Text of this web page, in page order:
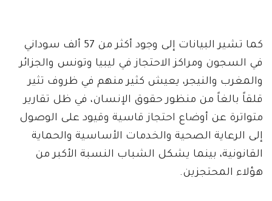
كما تشير البيانات إلى وجود أكثر من 57 ألف سوداني
في السجون ومراكز الاحتجاز في ليبيا وتونس والجزائر
والمغرب والنيجر، يعيش كثير منهم في ظروف تثير
قلقاً بالغاً من منظور حقوق الإنسان، في ظل تقارير
متواترة عن أوضاع احتجاز قاسية وقيود على الوصول
إلى الرعاية الصحية والخدمات الأساسية والحماية
القانونية، بينما يشكل الشباب النسبة الأكبر من
هؤلاء المحتجزين.